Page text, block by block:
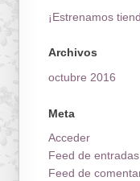
¡Estrenamos
Archivos
octubre 2016
Meta
Acceder
Feed de entradas
Feed de